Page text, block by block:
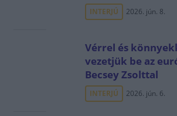
INTERJÚ 2026. jún. 8.
Vérrel és
vezetjük be az
Becsey Zsolttal
INTERJÚ 2026. jún. 6.